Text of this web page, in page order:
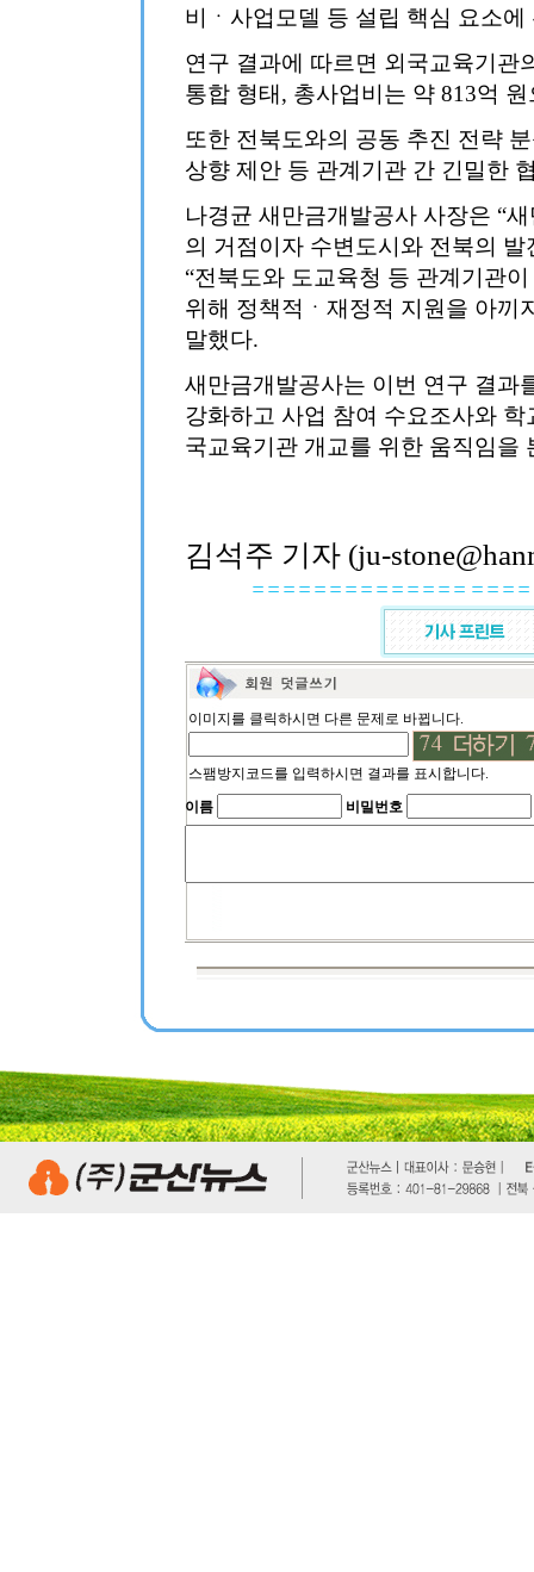
비ㆍ사업모델 등 설립 핵심 요소
연구 결과에 따르면 외국교육기관
통합 형태, 총사업비는 약 813억
또한 전북도와의 공동 추진 전략
상향 제안 등 관계기관 간 긴밀한
나경균 새만금개발공사 사장은 “
의 거점이자 수변도시와 전북의
“전북도와 도교육청 등 관계기관
위해 정책적ㆍ재정적 지원을 아끼
말했다.
새만금개발공사는 이번 연구 결과
강화하고 사업 참여 수요조사와
국교육기관 개교를 위한 움직임을
김석주 기자 (ju-
이미지를 클릭하시면 다른 문제로 바뀝니다.
스팸방지코드를 입력하시면 결과를 표시합니다.
이름
비밀번호